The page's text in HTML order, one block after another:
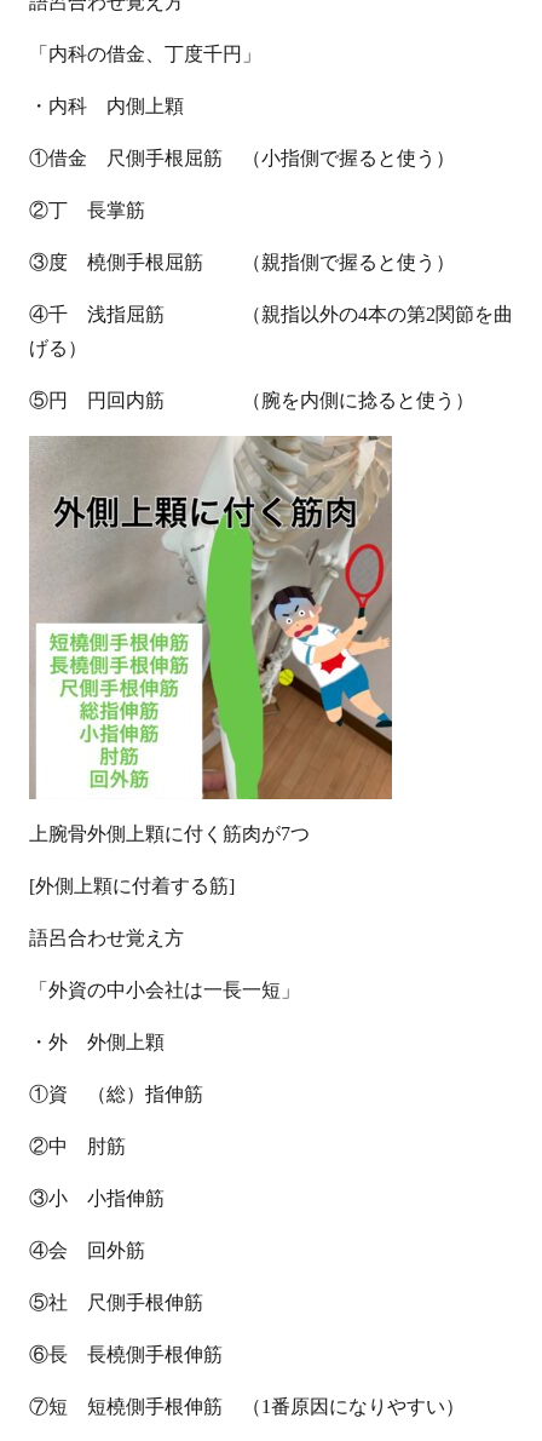
「内科の借金、丁度千円」
・内科 内側上顆
①借金 尺側手根屈筋 （小指側で握ると使う）
②丁 長掌筋
③度 橈側手根屈筋 （親指側で握ると使う）
④千 浅指屈筋 （親指以外の4本の第2関節を曲
げる）
⑤円 円回内筋 （腕を内側に捻ると使う）
上腕骨外側上顆に付く筋肉が7つ
[外側上顆に付着する筋]
語呂合わせ覚え方
「外資の中小会社は一長一短」
・外 外側上顆
①資 （総）指伸筋
②中 肘筋
③小 小指伸筋
④会 回外筋
⑤社 尺側手根伸筋
⑥長 長橈側手根伸筋
⑦短 短橈側手根伸筋 （1番原因になりやすい）